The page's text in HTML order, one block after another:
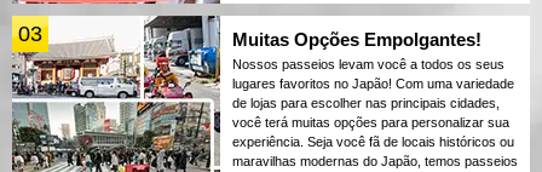
03 Muitas Opções Empolgantes!
Nossos passeios levam você a todos os seus
lugares favoritos no Japão! Com uma variedade
de lojas para escolher nas principais cidades,
você terá muitas opções para personalizar sua
experiência. Seja você fã de locais históricos ou
maravilhas modernas do Japão, temos passeios